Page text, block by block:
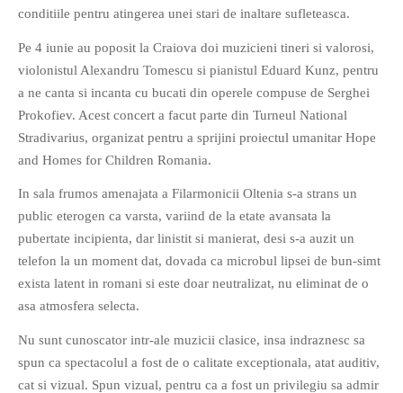
conditiile pentru atingerea unei stari de inaltare sufleteasca.
Pe 4 iunie au poposit la Craiova doi muzicieni tineri si valorosi,
violonistul Alexandru Tomescu si pianistul Eduard Kunz, pentru
a ne canta si incanta cu bucati din operele compuse de Serghei
Prokofiev. Acest concert a facut parte din Turneul National
Stradivarius, organizat pentru a sprijini proiectul umanitar Hope
and Homes for Children Romania.
In sala frumos amenajata a Filarmonicii Oltenia s-a strans un
public eterogen ca varsta, variind de la etate avansata la
pubertate incipienta, dar linistit si manierat, desi s-a auzit un
telefon la un moment dat, dovada ca microbul lipsei de bun-simt
exista latent in romani si este doar neutralizat, nu eliminat de o
asa atmosfera selecta.
Nu sunt cunoscator intr-ale muzicii clasice, insa indraznesc sa
spun ca spectacolul a fost de o calitate exceptionala, atat auditiv,
cat si vizual. Spun vizual, pentru ca a fost un privilegiu sa admir